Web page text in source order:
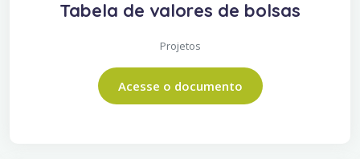
Tabela de valores de bolsas
Projetos
Acesse o documento